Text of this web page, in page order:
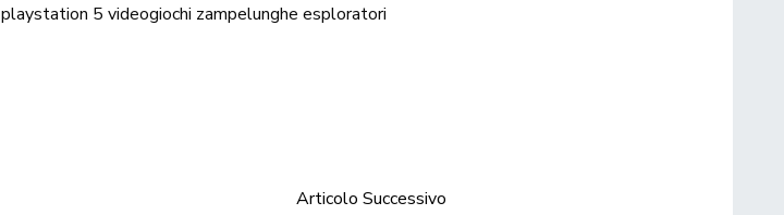
playstation 5 videogiochi zampelunghe esploratori
Articolo Successivo